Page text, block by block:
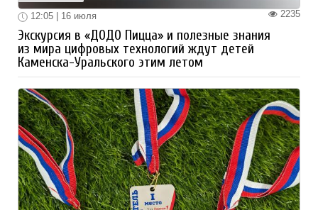
2235
12:05 | 16 июля
Экскурсия в «ДОДО Пицца» и полезные знания
из мира цифровых технологий ждут детей
Каменска-Уральского этим летом